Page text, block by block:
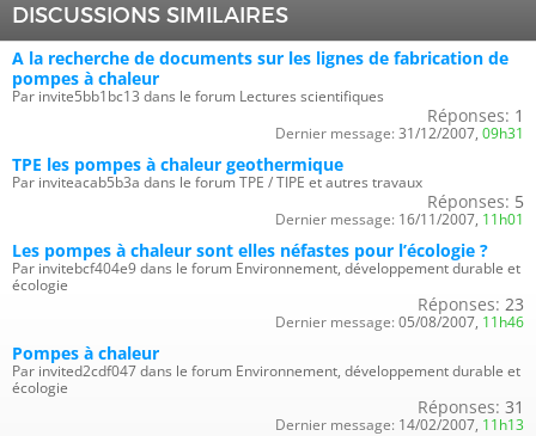
DISCUSSIONS SIMILAIRES
A la recherche de documents sur les lignes de fabrication de
pompes à chaleur
Par invite5bb1bc13 dans le forum Lectures scientifiques
Réponses: 1
Dernier message: 31/12/2007, 09h31
TPE les pompes à chaleur geothermique
Par inviteacab5b3a dans le forum TPE / TIPE et autres travaux
Réponses: 5
Dernier message: 16/11/2007, 11h01
Les pompes à chaleur sont elles néfastes pour l’écologie ?
Par invitebcf404e9 dans le forum Environnement, développement durable et
écologie
Réponses: 23
Dernier message: 05/08/2007, 11h46
Pompes à chaleur
Par invited2cdf047 dans le forum Environnement, développement durable et
écologie
Réponses: 31
Dernier message: 14/02/2007, 11h13